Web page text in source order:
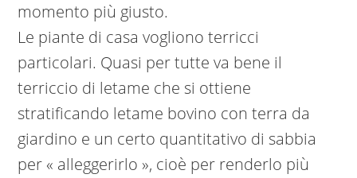
momento più giusto.
Le piante di casa vogliono terricci
particolari. Quasi per tutte va bene il
terriccio di letame che si ottiene
stratificando letame bovino con terra da
giardino e un certo quantitativo di sabbia
per « alleggerirlo », cioè per renderlo più